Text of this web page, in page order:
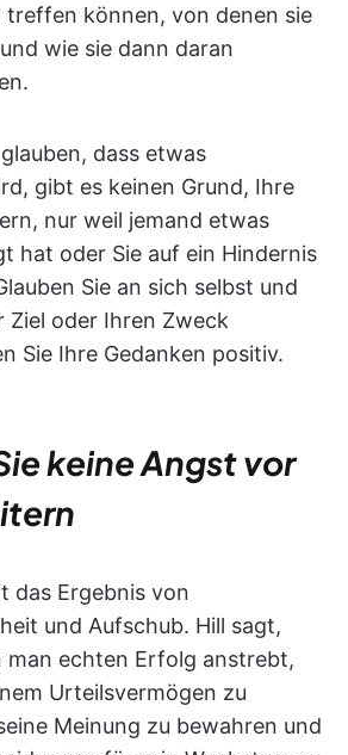
treffen können, von denen sie
wie sie dann daran
dass etwas
gibt es keinen Grund, Ihre
nur weil jemand etwas
hat oder Sie auf ein Hindernis
Sie an sich selbst und
Ziel oder Ihren Zweck
Sie Ihre Gedanken positiv.
keine Angst vor
das Ergebnis von
und Aufschub. Hill sagt,
man echten Erfolg anstrebt,
Urteilsvermögen zu
Meinung zu bewahren und